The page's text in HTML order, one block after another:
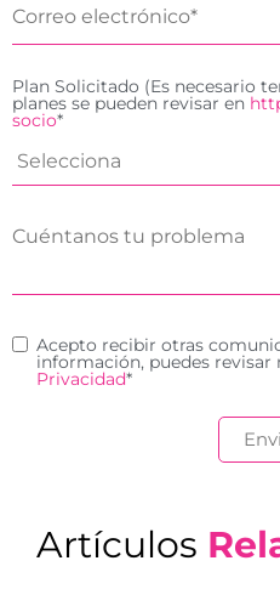
Plan Solicitado (Es necesario
planes se pueden revisar en
socio*
Acepto recibir otras
información, puedes revisar
Privacidad*
Artículos